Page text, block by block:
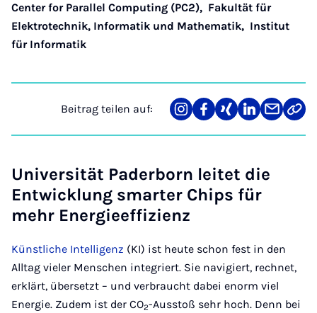
Center for Parallel Computing (PC2), Fakultät für
Elektrotechnik, Informatik und Mathematik, Institut
für Informatik
Beitrag teilen auf:
Teilen
auf
Teilen
auf
Teilen
auf
Teilen
auf
Teilen
über
Link
Universität Paderborn leitet die
Entwicklung smarter Chips für
mehr Energieeffizienz
Künstliche Intelligenz (KI) ist heute schon fest in den
Alltag vieler Menschen integriert. Sie navigiert, rechnet,
erklärt, übersetzt – und verbraucht dabei enorm viel
Energie. Zudem ist der CO2-Ausstoß sehr hoch. Denn bei